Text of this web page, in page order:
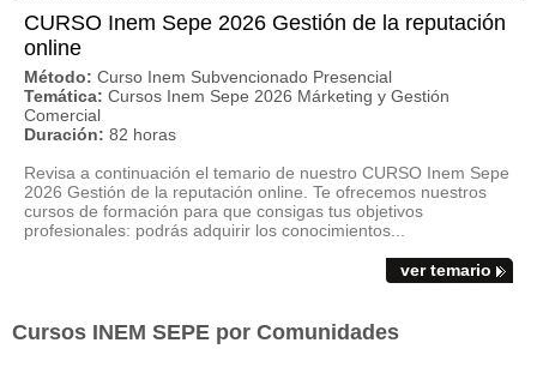
CURSO Inem Sepe 2026 Gestión de la reputación
online
Método: Curso Inem Subvencionado Presencial
Temática: Cursos Inem Sepe 2026 Márketing y Gestión
Comercial
Duración: 82 horas
Revisa a continuación el temario de nuestro CURSO Inem Sepe
2026 Gestión de la reputación online. Te ofrecemos nuestros
cursos de formación para que consigas tus objetivos
profesionales: podrás adquirir los conocimientos...
ver temario
Cursos INEM SEPE por Comunidades